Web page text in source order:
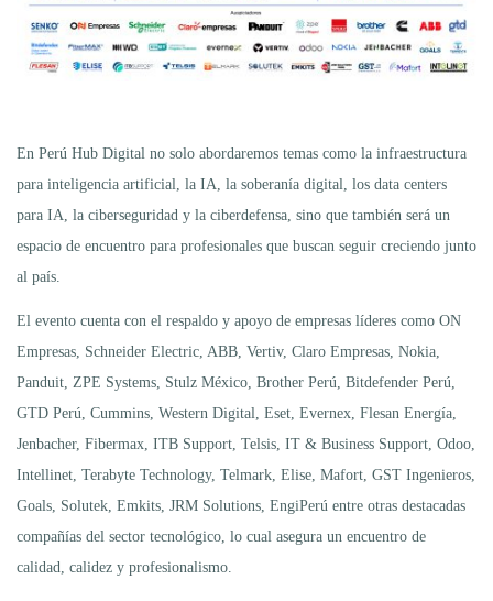
En Perú Hub Digital no solo abordaremos temas como la infraestructura
para inteligencia artificial, la IA, la soberanía digital, los data centers
para IA, la ciberseguridad y la ciberdefensa, sino que también será un
espacio de encuentro para profesionales que buscan seguir creciendo junto
al país.
El evento cuenta con el respaldo y apoyo de empresas líderes como ON
Empresas, Schneider Electric, ABB, Vertiv, Claro Empresas, Nokia,
Panduit, ZPE Systems, Stulz México, Brother Perú, Bitdefender Perú,
GTD Perú, Cummins, Western Digital, Eset, Evernex, Flesan Energía,
Jenbacher, Fibermax, ITB Support, Telsis, IT & Business Support, Odoo,
Intellinet, Terabyte Technology, Telmark, Elise, Mafort, GST Ingenieros,
Goals, Solutek, Emkits, JRM Solutions, EngiPerú entre otras destacadas
compañías del sector tecnológico, lo cual asegura un encuentro de
calidad, calidez y profesionalismo.